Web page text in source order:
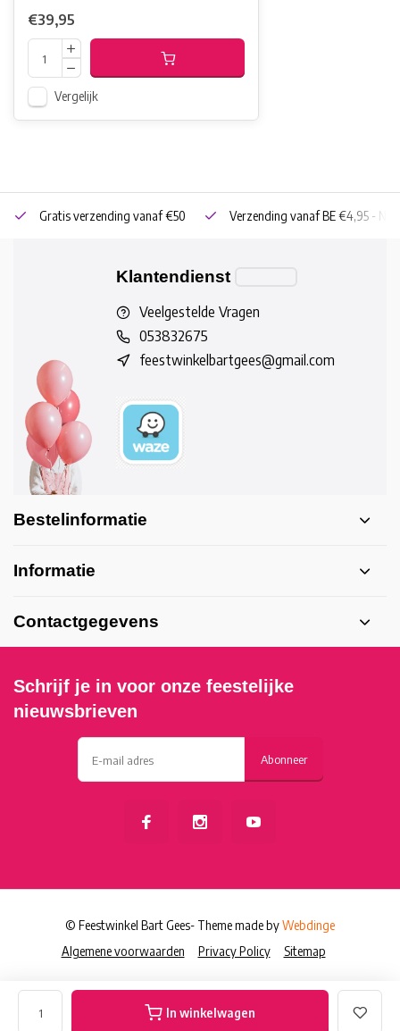
In winkelwagen
€39,95
Vergelijk
Gratis verzending vanaf €50 Verzending vanaf BE €4,95 - NL
Klantendienst
Veelgestelde Vragen
053832675
feestwinkelbartgees@gmail.com
Bestelinformatie
Informatie
Contactgegevens
Schrijf je in voor onze feestelijke
nieuwsbrieven
Abonneer
Algemene voorwaarden Privacy Policy Sitemap
© Feestwinkel Bart Gees- Theme made byWebdinge